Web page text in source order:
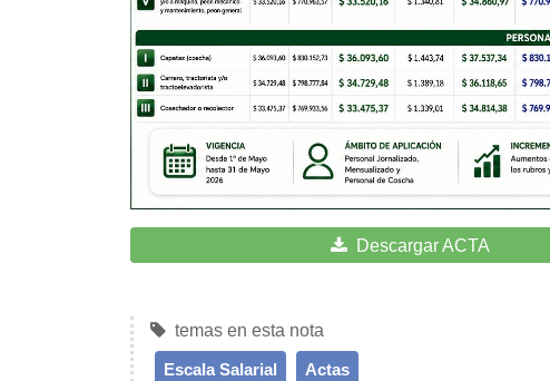
Descargar ACTA
temas en esta nota
Escala Salarial Actas